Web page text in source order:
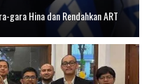
gara Hina dan Rendahkan ART